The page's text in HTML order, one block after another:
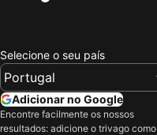
Selecione o seu país
Adicionar no Google
Encontre facilmente os nossos
resultados: adicione o trivago como